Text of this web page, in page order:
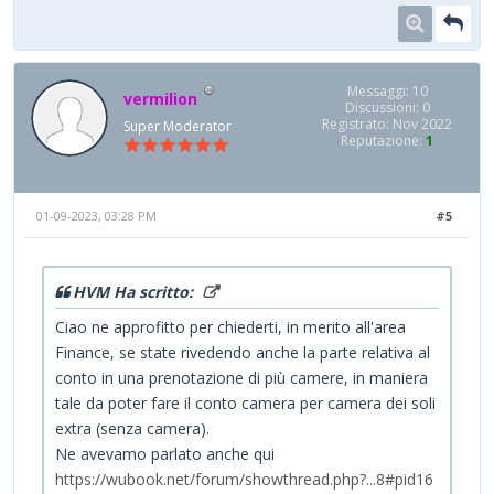
vermilion
Super Moderator
Messaggi: 10
Discussioni: 0
Registrato: Nov 2022
Reputazione: 1
#5
01-09-2023, 03:28 PM
HVM Ha scritto:
Ciao ne approfitto per chiederti, in merito all'area
Finance, se state rivedendo anche la parte relativa al
conto in una prenotazione di più camere, in maniera
tale da poter fare il conto camera per camera dei soli
extra (senza camera).
Ne avevamo parlato anche qui
https://wubook.net/forum/showthread.php?...8#pid16